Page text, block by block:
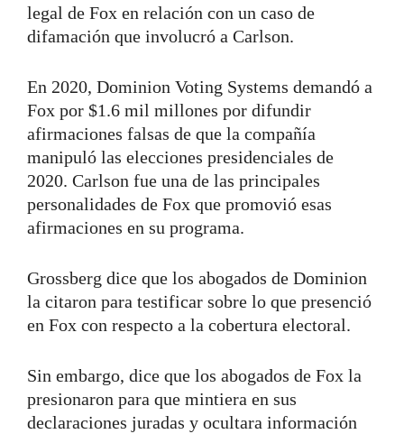
legal de Fox en relación con un caso de
difamación que involucró a Carlson.
En 2020, Dominion Voting Systems demandó a
Fox por $1.6 mil millones por difundir
afirmaciones falsas de que la compañía
manipuló las elecciones presidenciales de
2020. Carlson fue una de las principales
personalidades de Fox que promovió esas
afirmaciones en su programa.
Grossberg dice que los abogados de Dominion
la citaron para testificar sobre lo que presenció
en Fox con respecto a la cobertura electoral.
Sin embargo, dice que los abogados de Fox la
presionaron para que mintiera en sus
declaraciones juradas y ocultara información